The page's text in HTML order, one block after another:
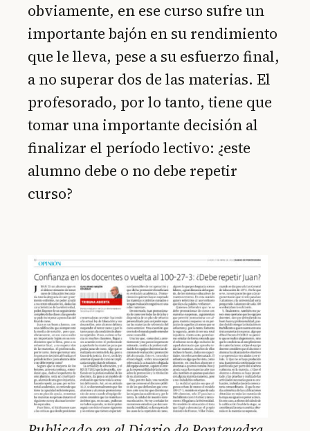
obviamente, en ese curso sufre un
importante bajón en su rendimiento
que le lleva, pese a su esfuerzo final,
a no superar dos de las materias. El
profesorado, por lo tanto, tiene que
tomar una importante decisión al
finalizar el período lectivo: ¿este
alumno debe o no debe repetir
curso?